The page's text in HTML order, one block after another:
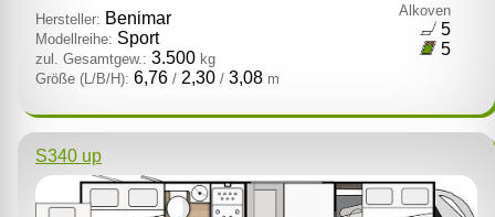
Hersteller: Benimar
Modellreihe: Sport
zul. Gesamtgew.: 3.500 kg
Größe (L/B/H): 6,76 / 2,30 / 3,08 m
Alkoven
5
5
S340 up